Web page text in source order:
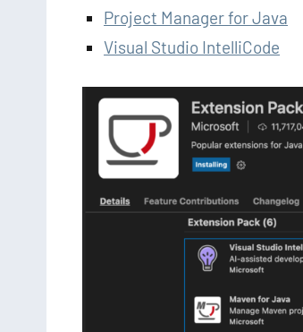
Project Manager for Java
Visual Studio IntelliCode